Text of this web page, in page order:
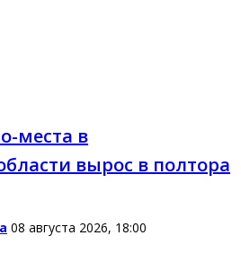
места в
вырос в полтора
08 августа 2026, 18:00